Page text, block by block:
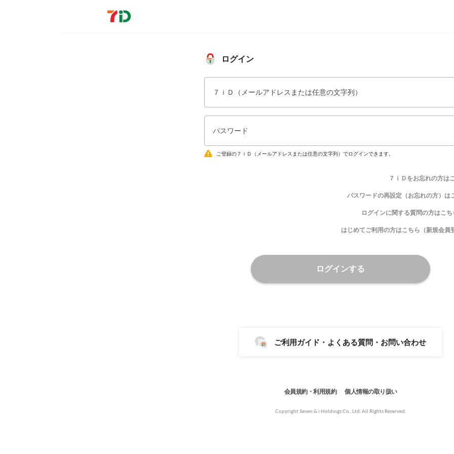
ログイン
７ｉＤ（メールアドレスまたは任意の文字列）
パスワード
ご登録の７ｉＤ（メールアドレスまたは任意の文字列）でログインできます。
７ｉＤをお忘れの方は
パスワードの再設定（お忘れの方）は
ログインに関する質問の方はこち
はじめてご利用の方はこちら（新規会員
ログインする
ご利用ガイド・よくある質問・お問い合わせ
会員規約・利用規約 個人情報の取り扱い
Copyright Seven & i Holdings Co., Ltd. All Rights Reserved.